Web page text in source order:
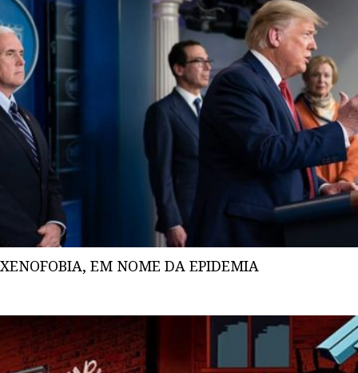
XENOFOBIA, EM NOME DA EPIDEMIA